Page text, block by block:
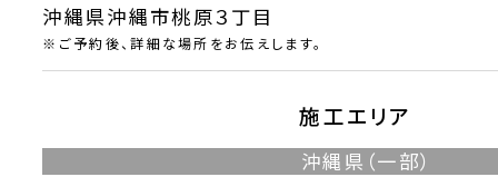
沖縄県沖縄市桃原３丁目
※ご予約後、詳細な場所をお伝えします。
施工エリア
沖縄県（一部）